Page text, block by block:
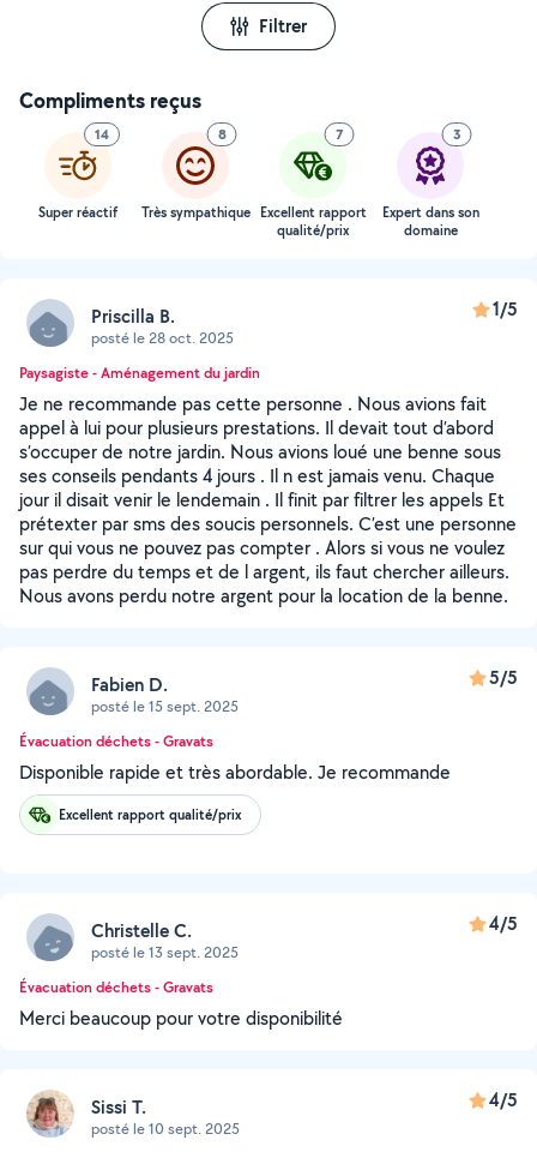
Filtrer
Compliments reçus
14
Super réactif
8
Très sympathique
7
Excellent rapport
qualité/prix
3
Expert dans son
domaine
Priscilla B.
posté le 28 oct. 2025
1/5
Paysagiste - Aménagement du jardin
Je ne recommande pas cette personne . Nous avions fait
appel à lui pour plusieurs prestations. Il devait tout d’abord
s’occuper de notre jardin. Nous avions loué une benne sous
ses conseils pendants 4 jours . Il n est jamais venu. Chaque
jour il disait venir le lendemain . Il finit par filtrer les appels Et
prétexter par sms des soucis personnels. C’est une personne
sur qui vous ne pouvez pas compter . Alors si vous ne voulez
pas perdre du temps et de l argent, ils faut chercher ailleurs.
Nous avons perdu notre argent pour la location de la benne.
Fabien D.
posté le 15 sept. 2025
5/5
Évacuation déchets - Gravats
Disponible rapide et très abordable. Je recommande
Excellent rapport qualité/prix
Christelle C.
posté le 13 sept. 2025
4/5
Évacuation déchets - Gravats
Merci beaucoup pour votre disponibilité
Sissi T.
posté le 10 sept. 2025
4/5